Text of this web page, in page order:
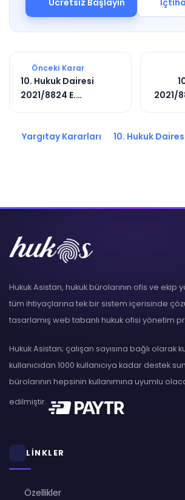
Ücretsiz Başlayın
Önceki Karar
10. Hukuk Dairesi
2021/8824 E.
2021/
Yargıtay Kararları 10. Hukuk
Hukuk Asistan, hukuk bürolarının ofis ve ekip
tüm ihtiyaçlarına tek bir sistem içerisinde
tasarlamış web tabanlı hukuk ofisi yönetim
Hukuk Asistan; çalışan sayısına bağlı olarak
kullanıcıdan 1000 kullanıcıya kadar destek
bürolarının hepsinin kullanımına uyumlu
edilmiştir.
LİNKLER
Özellikler